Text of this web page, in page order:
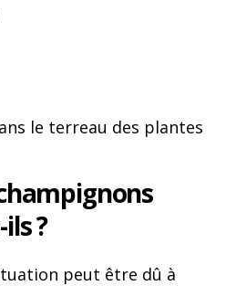
?
peut être dû à